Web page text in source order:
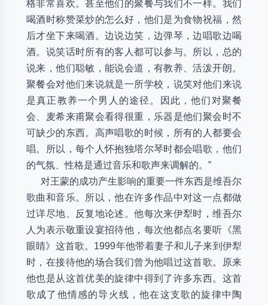
格非常喜欢。甚至他们的聚餐与我们不一样。我们
喝酒时称赞菜炒的怎么好，他们是为食物祝福，然
后才坐下来喝酒。边说边笑，边弹琴，边唱歌边喝
酒。说笑话时所有的客人都可以参与。所以，总的
说来，他们聪敏，能说会道，有教养、活泼开朗。
聚餐会对他们来说就是一所学校，说笑对他们来说
是真正教养一个男人的途径。因此，他们对聚餐
会、麦希来甫聚会看得很重，乐器是他们聚会时不
可缺少的东西。高声唱歌的时候，所有的人都要会
唱。所以，每个人怀抱独塔尔琴时都会唱歌，他们
的气氛、性格是通过音乐和歌声来调解的。”
对王蒙的成功产生影响的重要一件东西是维吾尔
歌曲和音乐。所以，他在许多作品中对这一点都做
过详尽地、反复地论述。他每次来伊犁时，维吾尔
人为表示敬重设宴招待他，每次他都点名要听《黑
眼睛》这首歌。1999年他带着妻子和儿子来到伊犁
时，在接待他的场合我们曾为他唱过这首歌。原来
他也是从这首优美的旋律中得到了许多东西。这首
歌成了他情感的导火线，他在这支歌的旋律中陶